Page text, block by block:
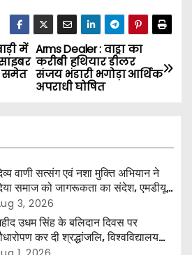
Arms Dealer : वाड्रा का
करीबी हथियार डीलर
संजय भंडारी भगोड़ा आर्थिक
अपराधी घोषित
में
समेत
वाणी सत्संग एवं नशा मुक्ति अभियान ने
समाज को जागरूकता का संदेश, एमडीयू
में हजारों लोगों ने लिया संकल्प
3, 2026
उधम सिंह के बलिदान दिवस पर
कर दी श्रद्धांजलि, विश्वविद्यालय
राजपत्रित अवकाश बहाल करने की उठी